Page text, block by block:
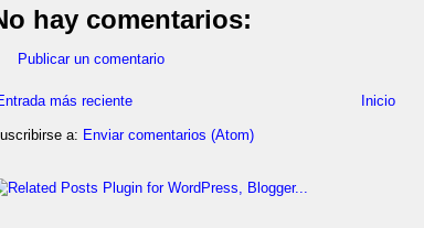
hay comentarios:
Publicar un comentario
más reciente Inicio
a: Enviar comentarios (Atom)